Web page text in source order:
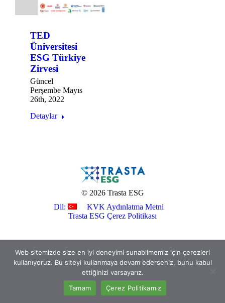
TED
Üniversitesi
ESG Türkiye
Zirvesi
Güncel
Perşembe Mayıs
26th, 2022
Detaylar
© 2026 Trasta ESG
Dil:
KVK Aydınlatma Metni
Trasta ESG Çerez Politikası
Web sitemizde size en iyi deneyimi sunabilmemiz için çerezleri
kullanıyoruz. Bu siteyi kullanmaya devam ederseniz, bunu kabul
ettiğinizi varsayarız.
Tamam
Çerez Politikamız